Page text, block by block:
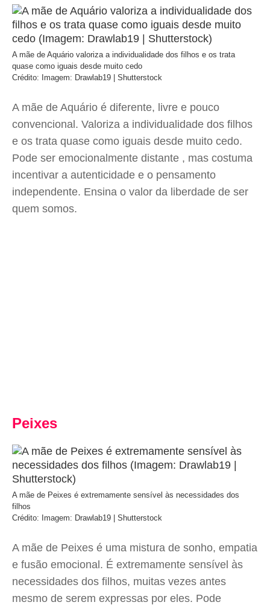
A mãe de Aquário valoriza a individualidade dos filhos e os trata
quase como iguais desde muito cedo
Crédito: Imagem: Drawlab19 | Shutterstock
A mãe de Aquário é diferente, livre e pouco
convencional. Valoriza a individualidade dos filhos
e os trata quase como iguais desde muito cedo.
Pode ser emocionalmente distante , mas costuma
incentivar a autenticidade e o pensamento
independente. Ensina o valor da liberdade de ser
quem somos.
Peixes
A mãe de Peixes é extremamente sensível às necessidades dos
filhos
Crédito: Imagem: Drawlab19 | Shutterstock
A mãe de Peixes é uma mistura de sonho, empatia
e fusão emocional. É extremamente sensível às
necessidades dos filhos, muitas vezes antes
mesmo de serem expressas por eles. Pode